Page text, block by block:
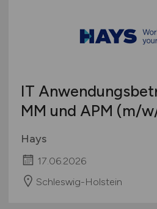
IT
MM und APM (m/
Hays
17.06.2026
Schleswig-Holstein